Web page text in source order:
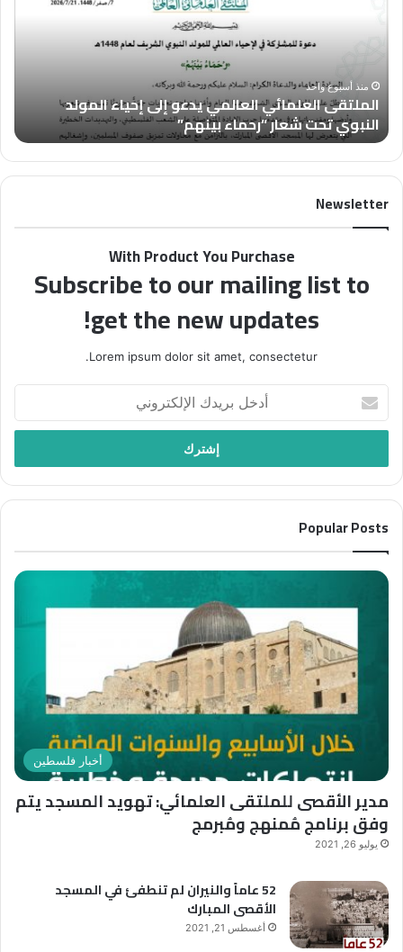
إحياء
النبوي
تحت
شعار
“رحماء
بينهم”
منذ أسبوع واحد
الملتقى العلمائي العالمي يدعو إلى إحياء المولد
النبوي تحت شعار “رحماء بينهم”
Newsletter
With Product You Purchase
Subscribe to our mailing list to
get the new updates!
Lorem ipsum dolor sit amet, consectetur.
بريدك
الإلكتروني
Popular Posts
أخبار فلسطين
مدير الأقصى للملتقى العلمائي: تهويد المسجد يتم
وفق برنامج مُمنهج ومُبرمج
يوليو 26, 2021
52 عاماً والنيران لم تنطفئ في المسجد
الأقصى المبارك
أغسطس 21, 2021